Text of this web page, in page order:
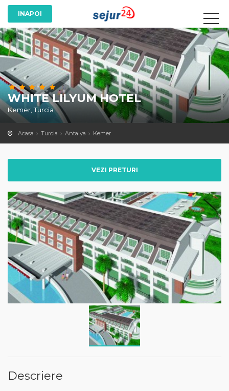
WHITE LILYUM HOTEL
Kemer, Turcia
Acasa Turcia Antalya Kemer
VEZI PRETURI
Descriere